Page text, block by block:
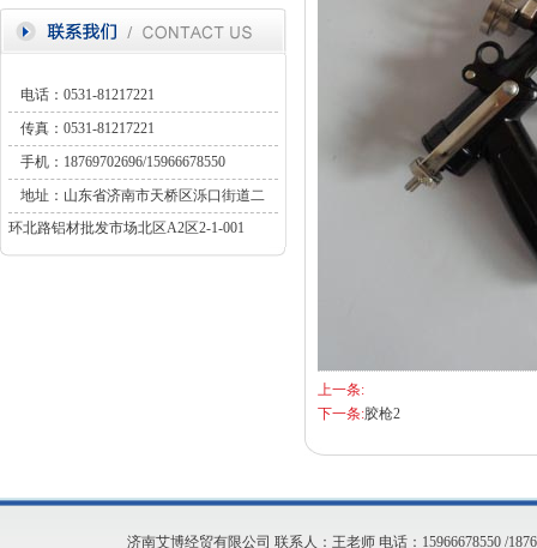
电话：0531-81217221
传真：0531-81217221
手机：18769702696/15966678550
地址：山东省济南市天桥区泺口街道二
环北路铝材批发市场北区A2区2-1-001
上一条:
下一条:胶枪2
济南艾博经贸有限公司 联系人：王老师 电话：15966678550 /